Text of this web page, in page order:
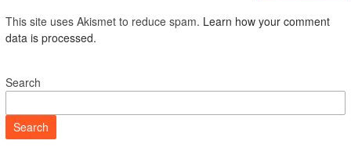
This site uses Akismet to reduce spam. Learn how your comment
data is processed.
Search
Search